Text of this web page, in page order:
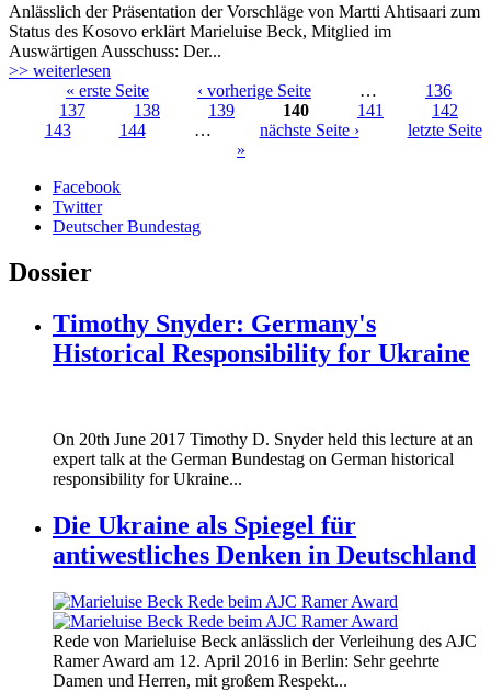
Anlässlich der Präsentation der Vorschläge von Martti Ahtisaari zum
Status des Kosovo erklärt Marieluise Beck, Mitglied im
Auswärtigen Ausschuss: Der...
>> weiterlesen
Seiten
« erste Seite ‹ vorherige Seite …
136
137
138 139 140 141
142
143
144 … nächste Seite ›
letzte Seite
»
Facebook
Twitter
Deutscher Bundestag
Dossier
Timothy Snyder: Germany's
Historical Responsibility for Ukraine
On 20th June 2017 Timothy D. Snyder held this lecture at an
expert talk at the German Bundestag on German historical
responsibility for Ukraine...
Die Ukraine als Spiegel für
antiwestliches Denken in Deutschland
160412_ramer_award.jpg
160412_ramer_award.jpg
Rede von Marieluise Beck anlässlich der Verleihung des AJC
Ramer Award am 12. April 2016 in Berlin: Sehr geehrte
Damen und Herren, mit großem Respekt...